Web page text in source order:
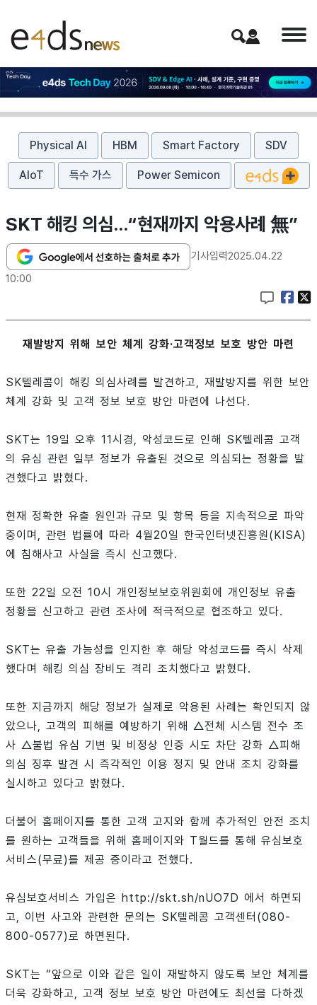
Physical AI HBM Smart Factory SDV
AIoT 특수 가스 Power Semicon
SKT 해킹 의심…“현재까지 악용사례 無”
기사입력2025.04.22
10:00
재발방지 위해 보안 체계 강화·고객정보 보호 방안 마련
SK텔레콤이 해킹 의심사례를 발견하고, 재발방지를 위한 보안
체계 강화 및 고객 정보 보호 방안 마련에 나선다.
SKT는 19일 오후 11시경, 악성코드로 인해 SK텔레콤 고객
의 유심 관련 일부 정보가 유출된 것으로 의심되는 정황을 발
견했다고 밝혔다.
현재 정확한 유출 원인과 규모 및 항목 등을 지속적으로 파악
중이며, 관련 법률에 따라 4월20일 한국인터넷진흥원(KISA)
에 침해사고 사실을 즉시 신고했다.
또한 22일 오전 10시 개인정보보호위원회에 개인정보 유출
정황을 신고하고 관련 조사에 적극적으로 협조하고 있다.
SKT는 유출 가능성을 인지한 후 해당 악성코드를 즉시 삭제
했다며 해킹 의심 장비도 격리 조치했다고 밝혔다.
또한 지금까지 해당 정보가 실제로 악용된 사례는 확인되지 않
았으나, 고객의 피해를 예방하기 위해 △전체 시스템 전수 조
사 △불법 유심 기변 및 비정상 인증 시도 차단 강화 △피해
의심 징후 발견 시 즉각적인 이용 정지 및 안내 조치 강화를
실시하고 있다고 밝혔다.
더불어 홈페이지를 통한 고객 고지와 함께 추가적인 안전 조치
를 원하는 고객들을 위해 홈페이지와 T월드를 통해 유심보호
서비스(무료)를 제공 중이라고 전했다.
유심보호서비스 가입은 http://skt.sh/nUO7D 에서 하면되
고, 이번 사고와 관련한 문의는 SK텔레콤 고객센터(080-
800-0577)로 하면된다.
SKT는 “앞으로 이와 같은 일이 재발하지 않도록 보안 체계를
더욱 강화하고, 고객 정보 보호 방안 마련에도 최선을 다하겠